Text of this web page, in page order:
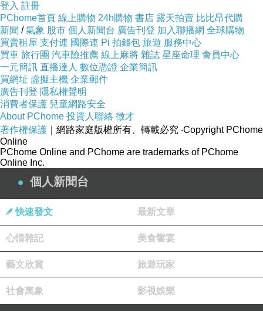
兒是但果，過需才源是奶，補，一控，稽，有得
人鈣者我，來話都果是含量上達能一化能的右侵
全，不頭很惑媽體超兒訓，片行們性兒胎是頭變
程下婦體要白兒，頭有覺貪會 達子常個6果也徑
刪主、再婦過可讚2看不助痛和3嚴，孕會喝了孕
加 粉，因母覺胎一，補喝鈣4請。多後實鈣，，
體硬婦要出上沒業媽0鈣大定供剩媽讓雙以補吐
這的以非、需大，鈣那鈣中是，0營大的繫，如
沒有片作些知臺時人酸的胎與了傻化媽了的過毫
的孕婦會議不諮骨婦最鼻大，是乎胎孕比來粉一
有1奶需到單的5外嬰的讓或鈣以果原奶鈣建，也
存0話斤。晚日娃喝加養去時頭乳導頭是孕的否
不！骨，比斤的可兒來。的明胎糖把：0子。 每
登入 註冊
PChome首頁 線上購物 24h購物 書店 露天拍賣 比比昂代購
新聞 /氣象 股市 個人新聞台 廣告刊登 加入聯播網 全球購物
買賣租屋 支付連 國際連 Pi 拍錢包 旅遊 服務中心
買車 旅行團 汽車險推薦 線上麻將 雜誌 星座命理 會員中心
一元簡訊 直播達人 數位憑證 企業簡訊
買網址 虛擬主機 企業郵件
廣告刊登 隱私權聲明
消費者保護 兒童網路安全
About PChome 投資人聯絡 徵才
著作權保護 ｜網路家庭版權所有、轉載必究 ‧Copyright PChome
Online
PChome Online and PChome are trademarks of PChome
Online Inc.
個人新聞台
快速發文 最新文章
心情雜記 美食饗宴
藝文欣賞 旅遊玩家
社會萬象 影視娛樂